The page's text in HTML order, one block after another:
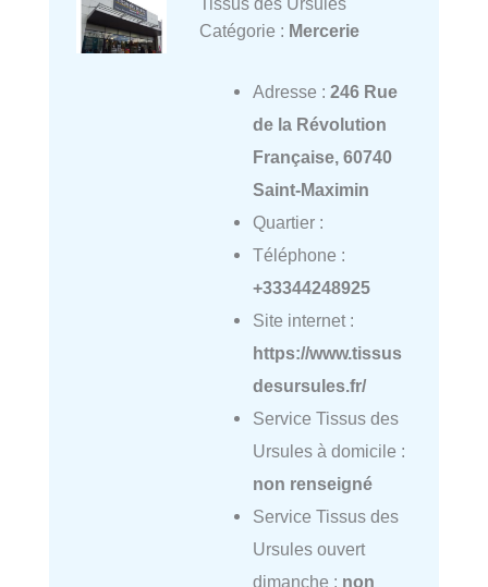
Catégorie : Mercerie
Adresse : 246 Rue
de la Révolution
Française, 60740
Saint-Maximin
Quartier :
Téléphone :
+33344248925
Site internet :
https://www.tissus
desursules.fr/
Service Tissus des
Ursules à domicile :
non renseigné
Service Tissus des
Ursules ouvert
dimanche : non